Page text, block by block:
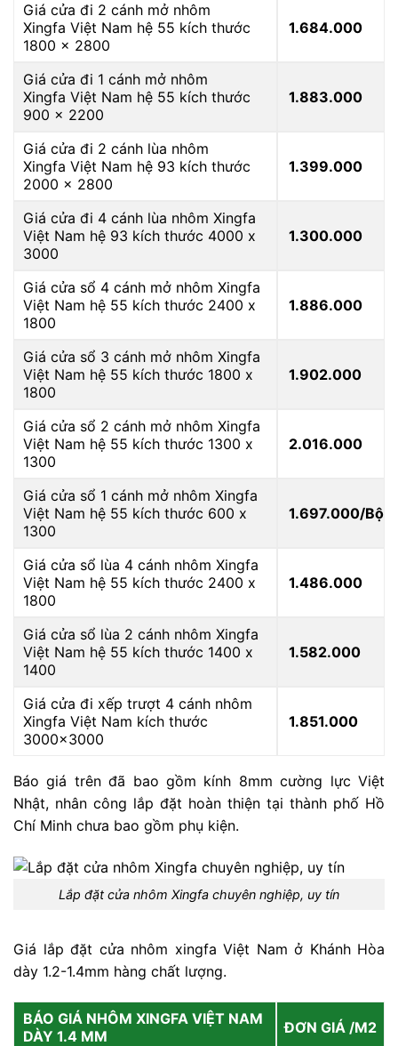
Giá cửa đi 2 cánh mở nhôm
Xingfa Việt Nam hệ 55 kích thước
1800 x 2800
1.684.000
Giá cửa đi 1 cánh mở nhôm
Xingfa Việt Nam hệ 55 kích thước
900 x 2200
1.883.000
Giá cửa đi 2 cánh lùa nhôm
Xingfa Việt Nam hệ 93 kích thước
2000 x 2800
1.399.000
Giá cửa đi 4 cánh lùa nhôm Xingfa
Việt Nam hệ 93 kích thước 4000 x
3000
1.300.000
Giá cửa sổ 4 cánh mở nhôm Xingfa
Việt Nam hệ 55 kích thước 2400 x
1800
1.886.000
Giá cửa sổ 3 cánh mở nhôm Xingfa
Việt Nam hệ 55 kích thước 1800 x
1800
1.902.000
Giá cửa sổ 2 cánh mở nhôm Xingfa
Việt Nam hệ 55 kích thước 1300 x
1300
2.016.000
Giá cửa sổ 1 cánh mở nhôm Xingfa
Việt Nam hệ 55 kích thước 600 x
1300
1.697.000/Bộ
Giá cửa sổ lùa 4 cánh nhôm Xingfa
Việt Nam hệ 55 kích thước 2400 x
1800
1.486.000
Giá cửa sổ lùa 2 cánh nhôm Xingfa
Việt Nam hệ 55 kích thước 1400 x
1400
1.582.000
Giá cửa đi xếp trượt 4 cánh nhôm
Xingfa Việt Nam kích thước
3000×3000
1.851.000
Báo giá trên đã bao gồm kính 8mm cường lực Việt
Nhật, nhân công lắp đặt hoàn thiện tại thành phố Hồ
Chí Minh chưa bao gồm phụ kiện.
Lắp đặt cửa nhôm Xingfa chuyên nghiệp, uy tín
Giá lắp đặt cửa nhôm xingfa Việt Nam ở Khánh Hòa
dày 1.2-1.4mm hàng chất lượng.
BÁO GIÁ NHÔM XINGFA VIỆT NAM
DÀY 1.4 MM
ĐƠN GIÁ /M2